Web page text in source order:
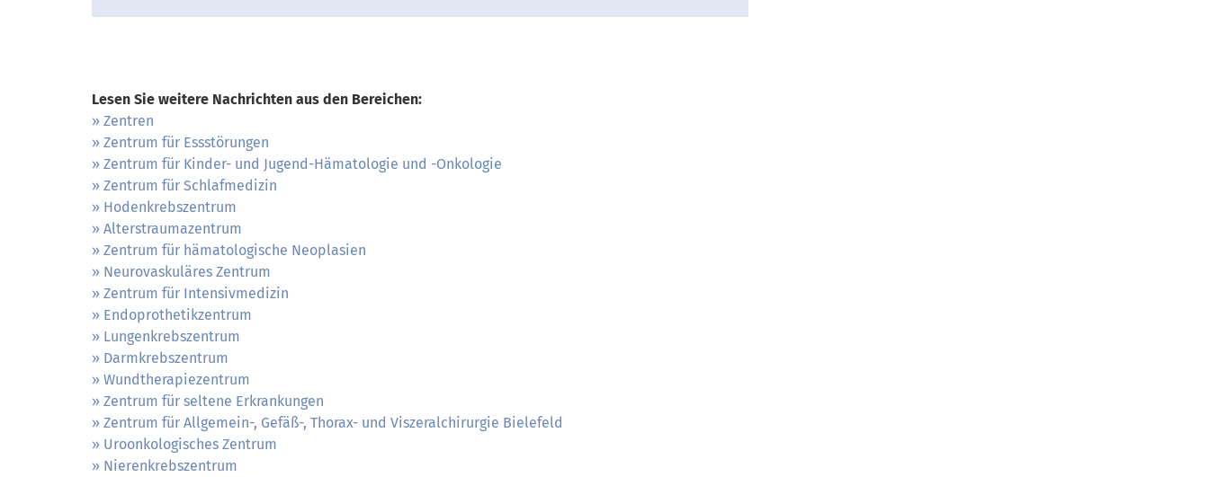
Lesen Sie weitere Nachrichten aus den Bereichen:
Zentren
Zentrum für Essstörungen
Zentrum für Kinder- und Jugend-Hämatologie und -Onkologie
Zentrum für Schlafmedizin
Hodenkrebszentrum
Alterstraumazentrum
Zentrum für hämatologische Neoplasien
Neurovaskuläres Zentrum
Zentrum für Intensivmedizin
Endoprothetikzentrum
Lungenkrebszentrum
Darmkrebszentrum
Wundtherapiezentrum
Zentrum für seltene Erkrankungen
Zentrum für Allgemein-, Gefäß-, Thorax- und Viszeralchirurgie Bielefeld
Uroonkologisches Zentrum
Nierenkrebszentrum